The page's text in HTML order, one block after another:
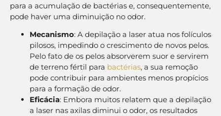
para a acumulação de bactérias e, consequentemente,
pode haver uma diminuição no odor.
Mecanismo: A depilação a laser atua nos folículos
pilosos, impedindo o crescimento de novos pelos.
Pelo fato de os pelos absorverem suor e servirem
de terreno fértil para bactérias, a sua remoção
pode contribuir para ambientes menos propícios
para a formação de odor.
Eficácia: Embora muitos relatem que a depilação
a laser nas axilas diminui o odor, os resultados